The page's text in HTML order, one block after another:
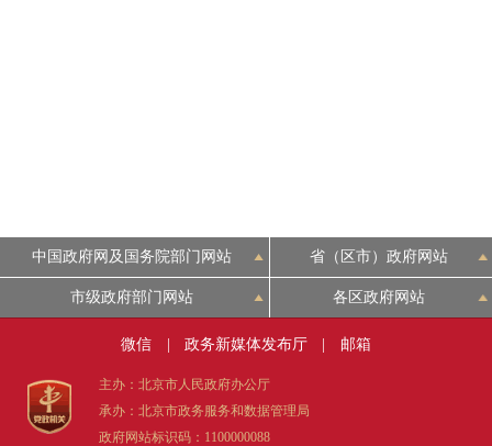
中国政府网及国务院部门网站 省（区市）政府网站
市级政府部门网站 各区政府网站
微信 政务新媒体发布厅 邮箱
主办：北京市人民政府办公厅
承办：北京市政务服务和数据管理局
政府网站标识码：1100000088